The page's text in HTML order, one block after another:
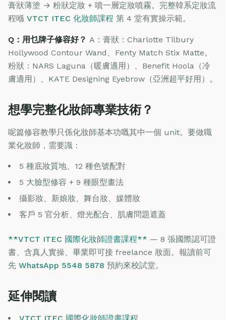
膏狀薄塗 → 粉狀定妝 + 噴一層定妝噴霧。完整韓系定妝流
程喺 VTCT ITEC 化妝師課程 第 4 堂有實操示範。
Q：用乜牌子修容好？ A：膏狀：Charlotte Tilbury
Hollywood Contour Wand、Fenty Match Stix Matte。
粉狀：NARS Laguna（暖膚適用）、Benefit Hoola（冷
膚適用）、KATE Designing Eyebrow（亞洲超平好用）。
想學完整化妝師專業技術？
呢篇修容教學只係化妝師基本功嘅其中一個 unit。要做職
業化妝師，需要識：
5 種底妝質地、12 種色號配對
5 大臉型修容 + 9 種眼型畫法
攝影妝、新娘妝、舞台妝、媒體妝
客戶 5 官分析、燈光配合、肌膚問題遮蓋
**VTCT ITEC 國際化妝師證書課程** — 8 張國際認可證
書、含真人實操、畢業即可接 freelance 妝面。報讀前可
先 WhatsApp 5548 5878 預約來校試堂。
延伸閱讀